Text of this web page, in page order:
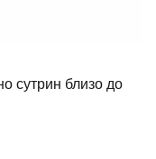
сутрин близо до